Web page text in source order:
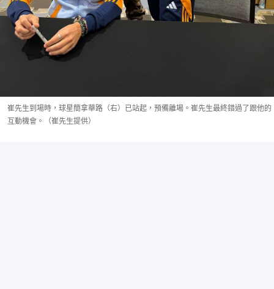
崔先生到場時，球星簡拿華路（右）已站起，預備離場。崔先生最終錯過了跟他的
互動機會。（崔先生提供）